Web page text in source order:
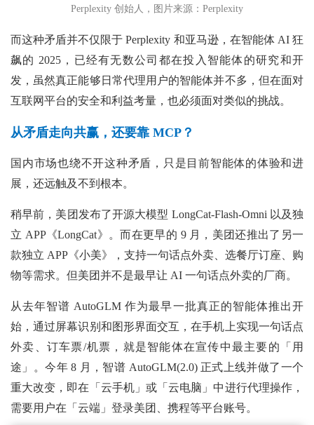
Perplexity 创始人，图片来源：Perplexity
而这种矛盾并不仅限于 Perplexity 和亚马逊，在智能体 AI 狂
飙的 2025，已经有无数公司都在投入智能体的研究和开
发，虽然真正能够日常代理用户的智能体并不多，但在面对
互联网平台的安全和利益考量，也必须面对类似的挑战。
从矛盾走向共赢，还要靠 MCP？
国内市场也绕不开这种矛盾，只是目前智能体的体验和进
展，还远触及不到根本。
稍早前，美团发布了开源大模型 LongCat-Flash-Omni 以及独
立 APP《LongCat》。而在更早的 9 月，美团还推出了另一
款独立 APP《小美》，支持一句话点外卖、选餐厅订座、购
物等需求。但美团并不是最早让 AI 一句话点外卖的厂商。
从去年智谱 AutoGLM 作为最早一批真正的智能体推出开
始，通过屏幕识别和图形界面交互，在手机上实现一句话点
外卖、订车票/机票，就是智能体在宣传中最主要的「用
途」。今年 8 月，智谱 AutoGLM(2.0) 正式上线并做了一个
重大改变，即在「云手机」或「云电脑」中进行代理操作，
需要用户在「云端」登录美团、携程等平台账号。